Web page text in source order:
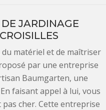
JARDINAGE
matériel et de maîtriser
par une entreprise
Baumgarten, une
faisant appel à lui, vous
cher. Cette entreprise